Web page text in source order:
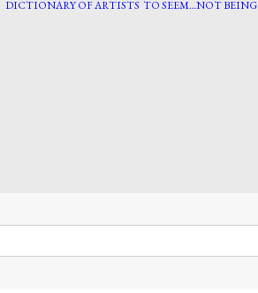
DICTIONARY OF ARTISTS TO SEEM…NOT BEING